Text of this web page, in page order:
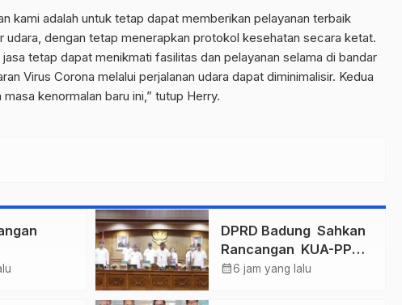
kami adalah untuk tetap dapat memberikan pelayanan terbaik
udara, dengan tetap menerapkan protokol kesehatan secara ketat.
tetap dapat menikmati fasilitas dan pelayanan selama di bandar
Virus Corona melalui perjalanan udara dapat diminimalisir. Kedua
kenormalan baru ini,” tutup Herry.
Emas
DPRD Badung Sahkan
Rancangan KUA-PPAS
2027, Anggaran
calendar_month6 jam yang lalu